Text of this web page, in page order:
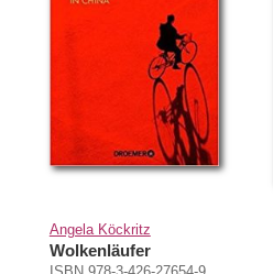
Angela Köckritz
Wolkenläufer